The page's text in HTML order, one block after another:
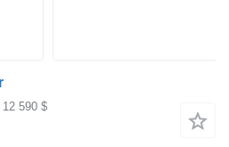
12 590 $